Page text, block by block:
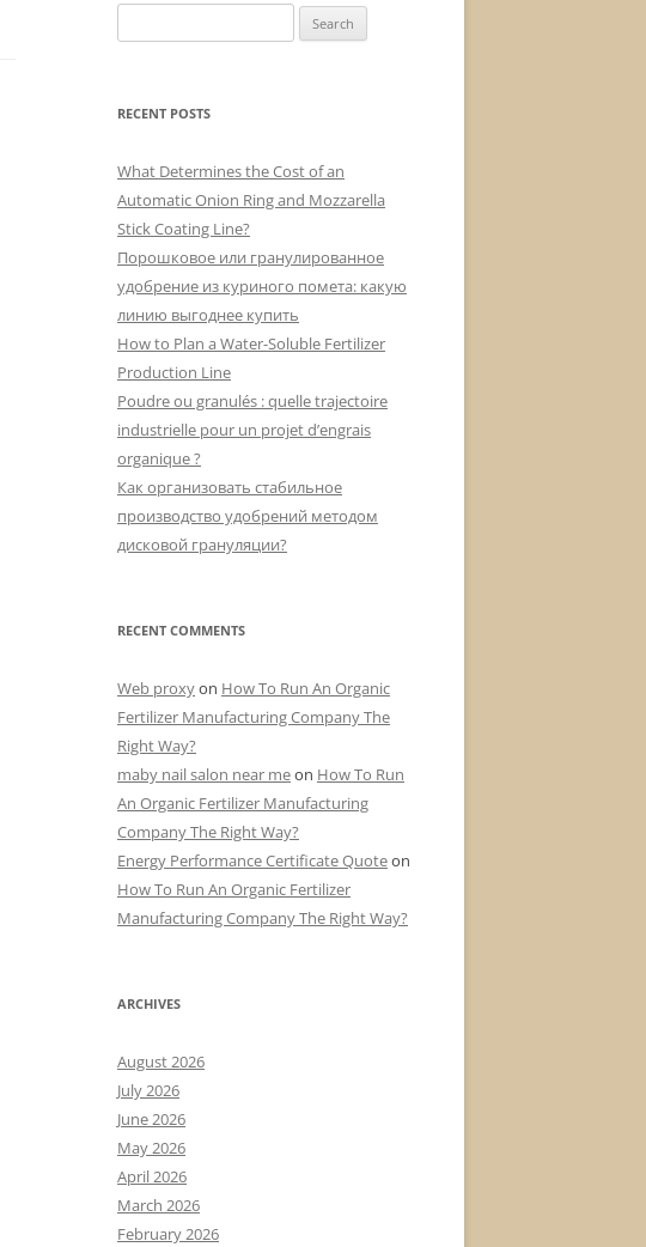
for:
RECENT POSTS
What Determines the Cost of an
Automatic Onion Ring and Mozzarella
Stick Coating Line?
Порошковое или гранулированное
удобрение из куриного помета: какую
линию выгоднее купить
How to Plan a Water-Soluble Fertilizer
Production Line
Poudre ou granulés : quelle trajectoire
industrielle pour un projet d’engrais
organique ?
Как организовать стабильное
производство удобрений методом
дисковой грануляции?
RECENT COMMENTS
Web proxyon How To Run An Organic
Fertilizer Manufacturing Company The
Right Way?
maby nail salon near meon How To Run
An Organic Fertilizer Manufacturing
Company The Right Way?
Energy Performance Certificate Quoteon
How To Run An Organic Fertilizer
Manufacturing Company The Right Way?
ARCHIVES
August 2026
July 2026
June 2026
May 2026
April 2026
March 2026
February 2026